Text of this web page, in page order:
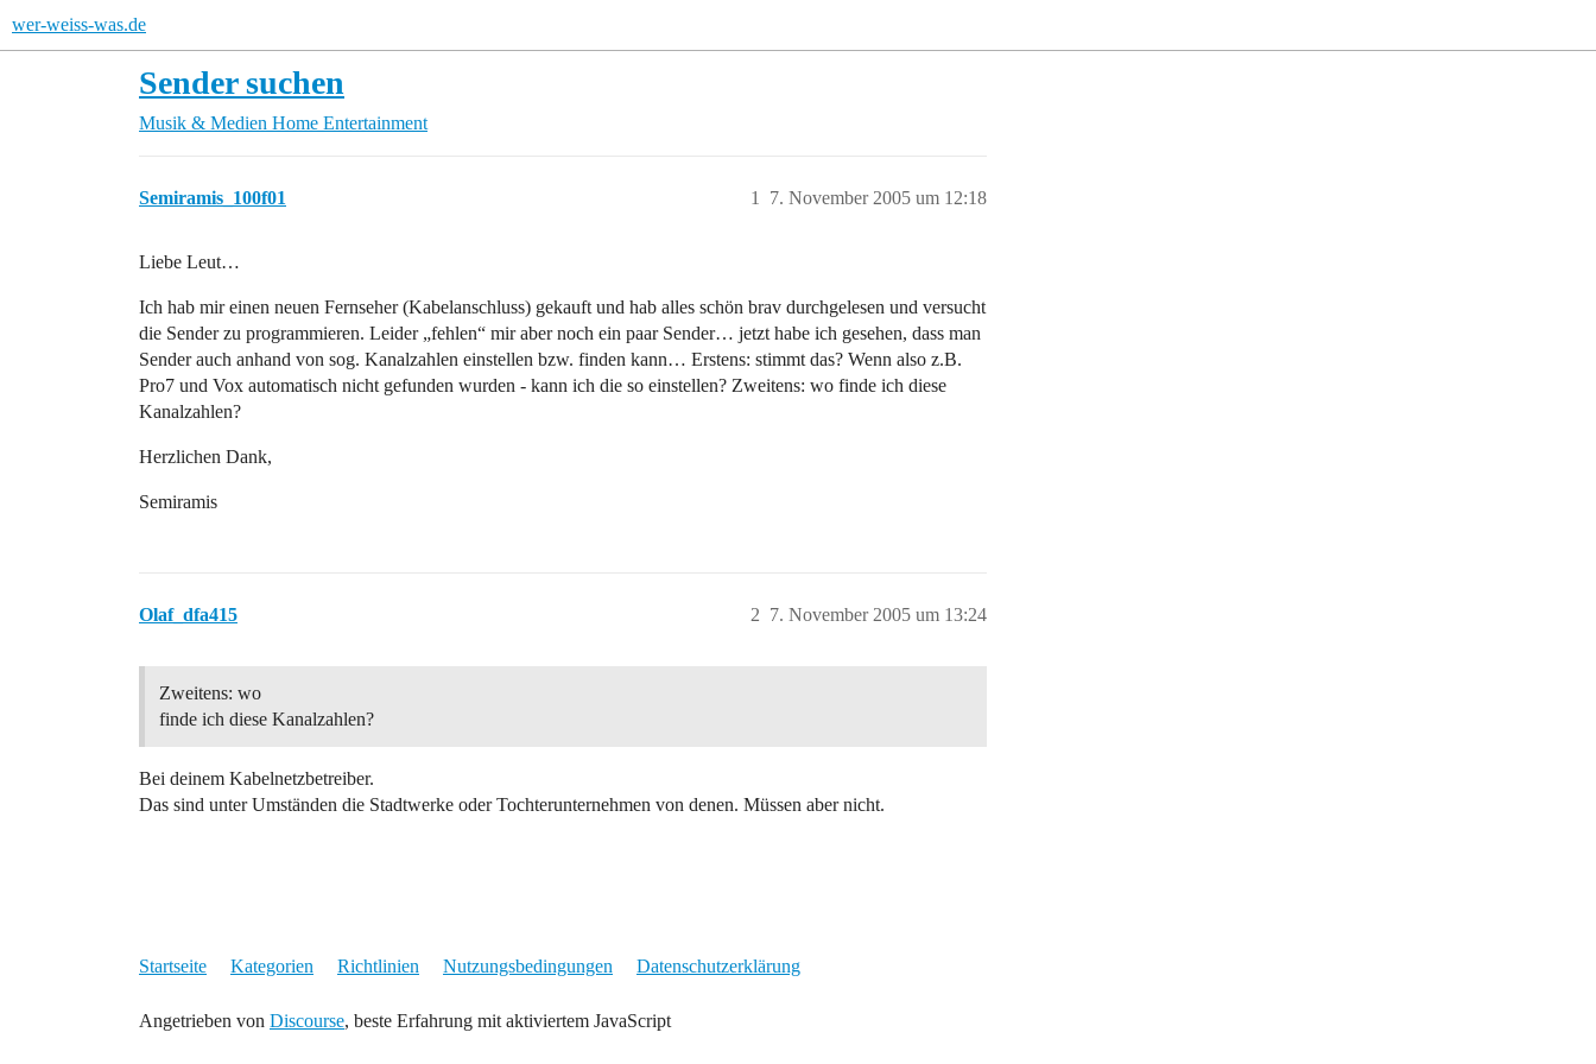
wer-weiss-was.de
Sender suchen
Musik & Medien Home Entertainment
Semiramis_100f01 7. November 2005 um 12:18
1
Liebe Leut…
Ich hab mir einen neuen Fernseher (Kabelanschluss) gekauft und hab alles schön brav durchgelesen und versucht
die Sender zu programmieren. Leider „fehlen“ mir aber noch ein paar Sender… jetzt habe ich gesehen, dass man
Sender auch anhand von sog. Kanalzahlen einstellen bzw. finden kann… Erstens: stimmt das? Wenn also z.B.
Pro7 und Vox automatisch nicht gefunden wurden - kann ich die so einstellen? Zweitens: wo finde ich diese
Kanalzahlen?
Herzlichen Dank,
Semiramis
Olaf_dfa415 7. November 2005 um 13:24
2
Zweitens: wo
finde ich diese Kanalzahlen?
Bei deinem Kabelnetzbetreiber.
Das sind unter Umständen die Stadtwerke oder Tochterunternehmen von denen. Müssen aber nicht.
Startseite Kategorien Richtlinien Nutzungsbedingungen Datenschutzerklärung
Angetrieben von Discourse, beste Erfahrung mit aktiviertem JavaScript